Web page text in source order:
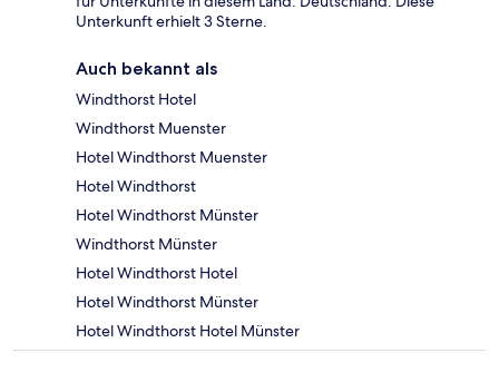
Unterkunft erhielt 3 Sterne.
Auch bekannt als
Windthorst Hotel
Windthorst Muenster
Hotel Windthorst Muenster
Hotel Windthorst
Hotel Windthorst Münster
Windthorst Münster
Hotel Windthorst Hotel
Hotel Windthorst Münster
Hotel Windthorst Hotel Münster